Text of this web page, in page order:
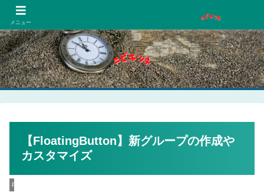
【FloatingButton】新グループの作成や
カスタマイズ
PC
メニュー